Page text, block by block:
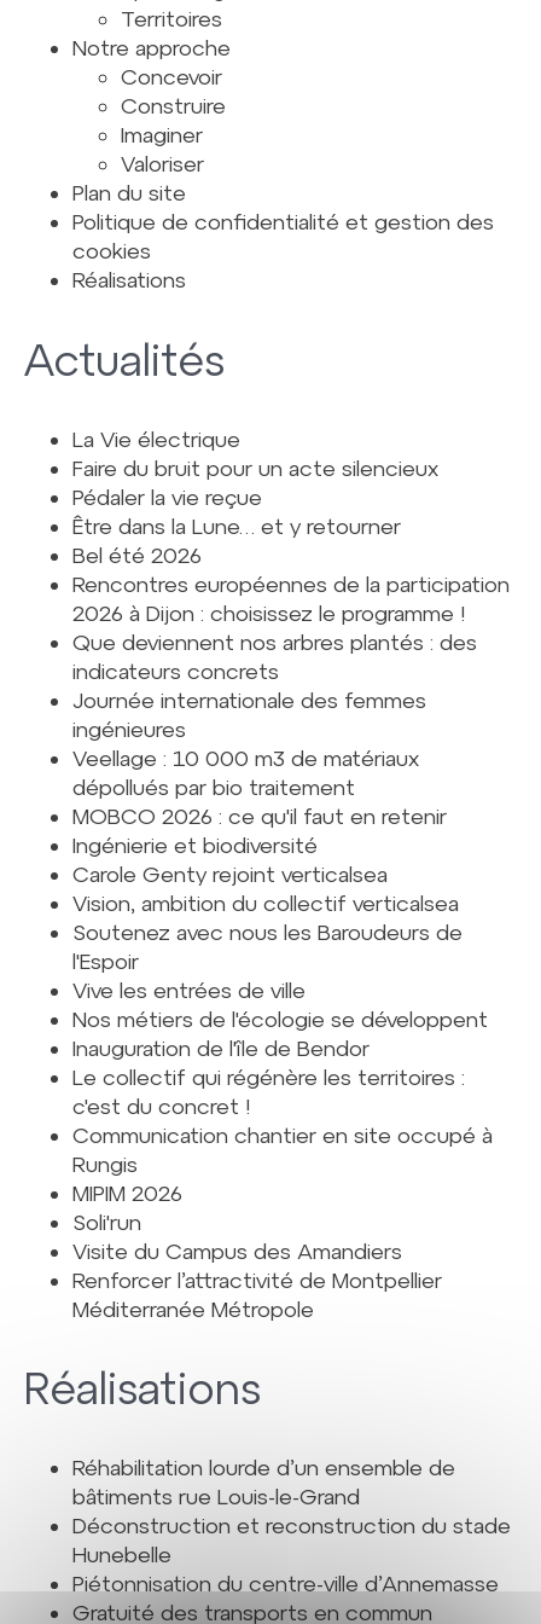
Territoires
Notre approche
Concevoir
Construire
Imaginer
Valoriser
Plan du site
Politique de confidentialité et gestion des
cookies
Réalisations
Actualités
La Vie électrique
Faire du bruit pour un acte silencieux
Pédaler la vie reçue
Être dans la Lune… et y retourner
Bel été 2026
Rencontres européennes de la participation
2026 à Dijon : choisissez le programme !
Que deviennent nos arbres plantés : des
indicateurs concrets
Journée internationale des femmes
ingénieures
Veellage : 10 000 m3 de matériaux
dépollués par bio traitement
MOBCO 2026 : ce qu'il faut en retenir
Ingénierie et biodiversité
Carole Genty rejoint verticalsea
Vision, ambition du collectif verticalsea
Soutenez avec nous les Baroudeurs de
l'Espoir
Vive les entrées de ville
Nos métiers de l'écologie se développent
Inauguration de l'île de Bendor
Le collectif qui régénère les territoires :
c'est du concret !
Communication chantier en site occupé à
Rungis
MIPIM 2026
Soli'run
Visite du Campus des Amandiers
Renforcer l’attractivité de Montpellier
Méditerranée Métropole
Réalisations
Réhabilitation lourde d’un ensemble de
bâtiments rue Louis-le-Grand
Déconstruction et reconstruction du stade
Hunebelle
Piétonnisation du centre-ville d’Annemasse
Gratuité des transports en commun